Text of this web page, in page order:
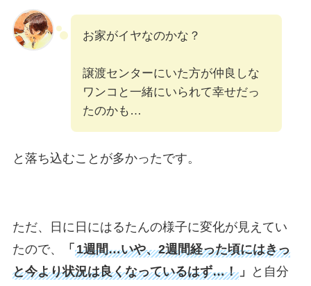
お家がイヤなのかな？
譲渡センターにいた方が仲良しな
ワンコと一緒にいられて幸せだっ
たのかも…
と落ち込むことが多かったです。
ただ、日に日にはるたんの様子に変化が見えてい
たので、
「 1週間…いや、2週間経った頃にはきっ
と今より状況は良くなっているはず…！」
と自分